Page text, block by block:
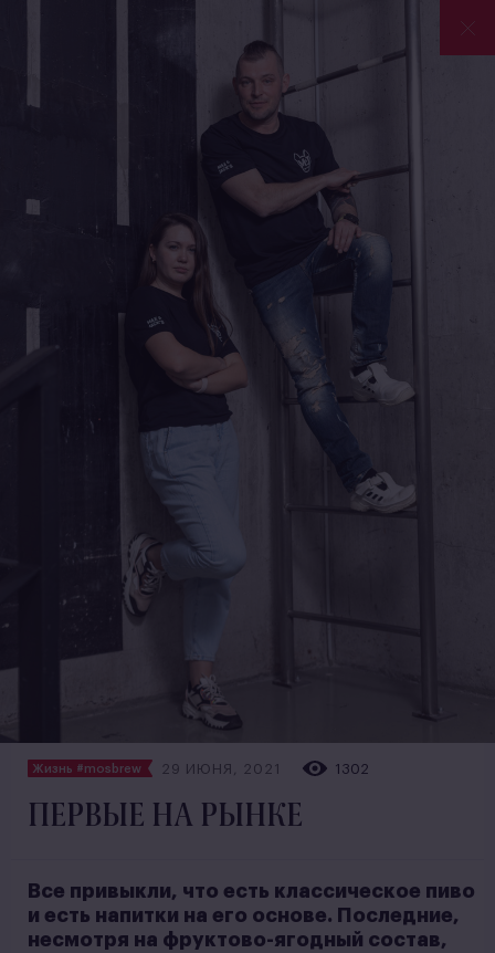
Жизнь #mosbrew 29 ИЮНЯ, 2021 1302
ПЕРВЫЕ НА РЫНКЕ
Все привыкли, что есть классическое пиво
и есть напитки на его основе. Последние,
несмотря на фруктово-ягодный состав,